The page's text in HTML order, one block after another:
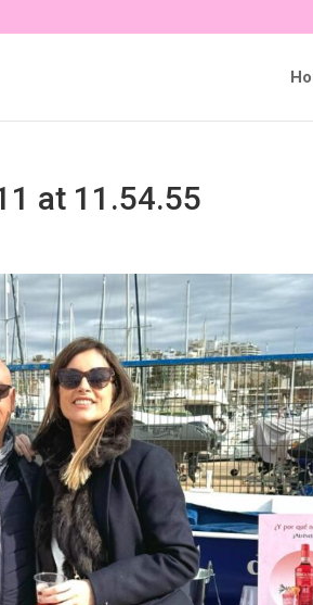
at 11.54.55